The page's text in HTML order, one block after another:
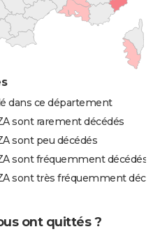
dans ce département
sont rarement décédés
sont peu décédés
sont fréquemment décédés
sont très fréquemment
ont quittés ?